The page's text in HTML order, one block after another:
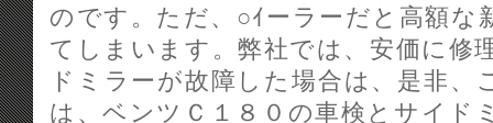
のです。ただ、○ｲーラーだと高額な
てしまいます。弊社では、安価に修
ドミラーが故障した場合は、是非、
は、ベンツＣ１８０の車検とサイド